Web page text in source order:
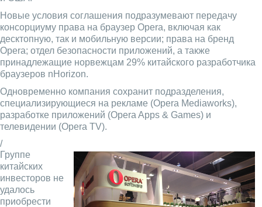
Новые условия соглашения подразумевают передачу
консорциуму права на браузер Opera, включая как
десктопную, так и мобильную версии; права на бренд
Opera; отдел безопасности приложений, а также
принадлежащие норвежцам 29% китайского разработчика
браузеров nHorizon.
Одновременно компания сохранит подразделения,
специализирующиеся на рекламе (Opera Mediaworks),
разработке приложений (Opera Apps & Games) и
телевидении (Opera TV).
/
Группе
китайских
инвесторов не
удалось
приобрести